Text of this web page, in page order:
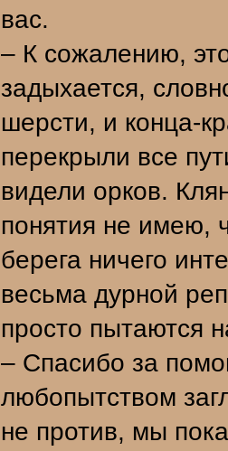
вас.
– К сожалению,
задыхается,
шерсти, и конца-
перекрыли все
видели орков.
понятия не имею,
берега ничего
весьма дурной
просто пытаются
– Спасибо за
любопытством
не против, мы